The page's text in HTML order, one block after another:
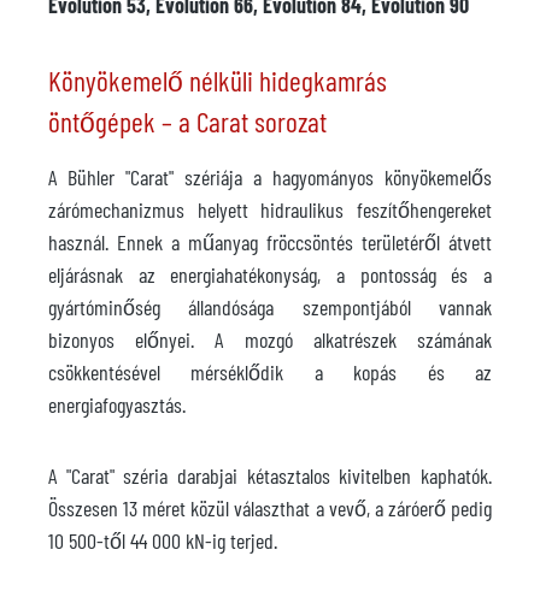
Könyökemelő nélküli hidegkamrás
öntőgépek – a Carat sorozat
A Bühler "Carat" szériája a hagyományos könyökemelős
zárómechanizmus helyett hidraulikus feszítőhengereket
használ. Ennek a műanyag fröccsöntés területéről átvett
eljárásnak az energiahatékonyság, a pontosság és a
gyártóminőség állandósága szempontjából vannak
bizonyos előnyei. A mozgó alkatrészek számának
csökkentésével mérséklődik a kopás és az
energiafogyasztás.
A "Carat" széria darabjai kétasztalos kivitelben kaphatók.
Összesen 13 méret közül választhat a vevő, a záróerő pedig
10 500-től 44 000 kN-ig terjed.